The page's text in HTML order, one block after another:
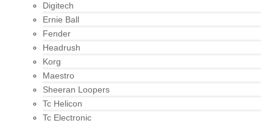
Digitech
Ernie Ball
Fender
Headrush
Korg
Maestro
Sheeran Loopers
Tc Helicon
Tc Electronic